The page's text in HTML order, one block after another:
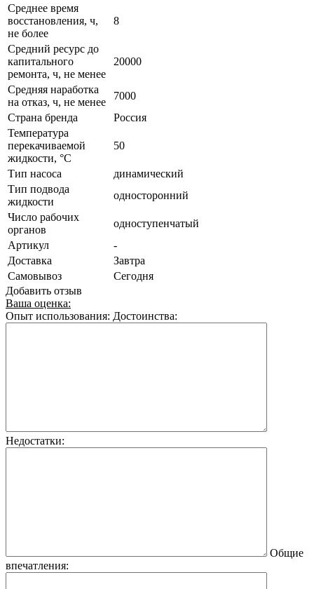
Среднее время
восстановления, ч,
не более
8
Средний ресурс до
капитального
ремонта, ч, не менее
20000
Средняя наработка
на отказ, ч, не менее
7000
Страна бренда
Россия
Температура
перекачиваемой
жидкости, °C
50
Тип насоса
динамический
Тип подвода
жидкости
односторонний
Число рабочих
органов
одноступенчатый
Артикул
-
Доставка
Завтра
Самовывоз
Сегодня
Добавить отзыв
Ваша оценка:
Опыт использования: Достоинства:
Недостатки:
Общие
впечатления: